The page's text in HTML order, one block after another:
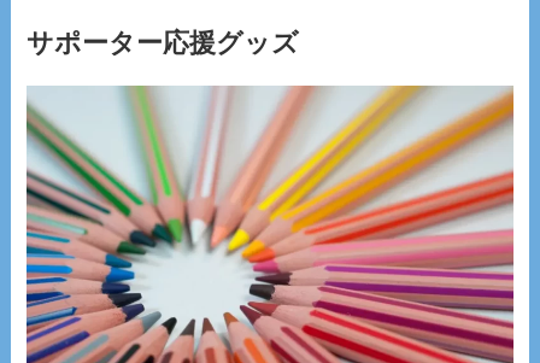
サポーター応援グッズ